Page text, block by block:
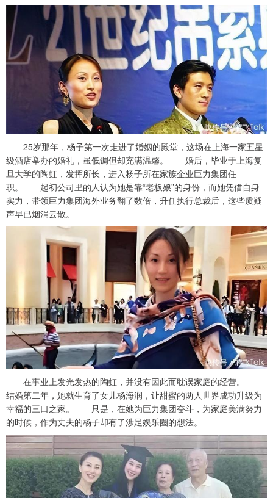
25岁那年，杨子第一次走进了婚姻的殿堂，这场在上海一家五星
级酒店举办的婚礼，虽低调但却充满温馨。 婚后，毕业于上海复
旦大学的陶虹，发挥所长，进入杨子所在家族企业巨力集团任
职。 起初公司里的人认为她是靠“老板娘”的身份，而她凭借自身
实力，带领巨力集团海外业务翻了数倍，升任执行总裁后，这些质疑
声早已烟消云散。
在事业上发光发热的陶虹，并没有因此而耽误家庭的经营。
结婚第二年，她就生育了女儿杨海润，让甜蜜的两人世界成功升级为
幸福的三口之家。 只是，在她为巨力集团奋斗，为家庭美满努力
的时候，作为丈夫的杨子却有了涉足娱乐圈的想法。